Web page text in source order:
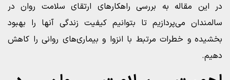
در این مقاله به بررسی راهکارهای ارتقای سلامت روان در
سالمندان می‌پردازیم تا بتوانیم کیفیت زندگی آنها را بهبود
بخشیده و خطرات مرتبط با انزوا و بیماری‌های روانی را کاهش
دهیم.